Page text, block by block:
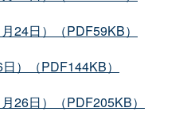
24日）（PDF59KB）
）（PDF144KB）
26日）（PDF205KB）